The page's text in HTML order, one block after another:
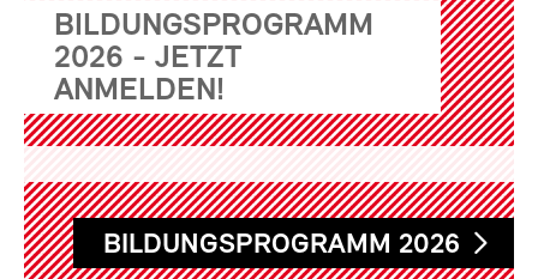
BILDUNGSPROGRAMM
2026 - JETZT
ANMELDEN!
BILDUNGSPROGRAMM 2026